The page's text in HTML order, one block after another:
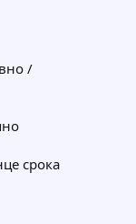
/
срока